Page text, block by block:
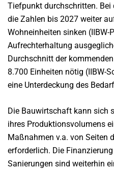
Tiefpunkt durchschritten. Bei
die Zahlen bis 2027 weiter
Wohneinheiten sinken (IIBW-
Aufrechterhaltung
Durchschnitt der
8.700 Einheiten nötig (IIBW-
eine Unterdeckung des
Die Bauwirtschaft kann sich
ihres Produktionsvolumens
Maßnahmen v.a. von Seiten
erforderlich. Die
Sanierungen sind weiterhin